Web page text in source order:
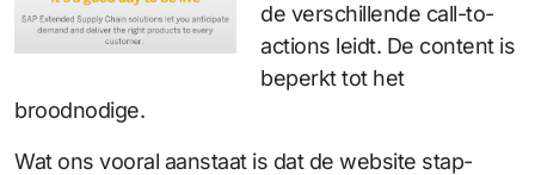
de verschillende call-to-
actions leidt. De content is
beperkt tot het
broodnodige.
Wat ons vooral aanstaat is dat de website stap-